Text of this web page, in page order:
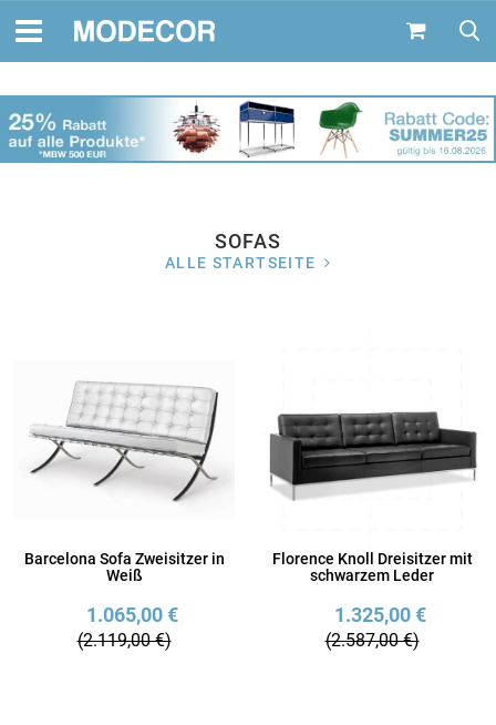
SOFAS
ALLE STARTSEITE
Barcelona Sofa Zweisitzer in
Weiß
1.065,00 €
(2.119,00 €)
Florence Knoll Dreisitzer mit
schwarzem Leder
1.325,00 €
(2.587,00 €)